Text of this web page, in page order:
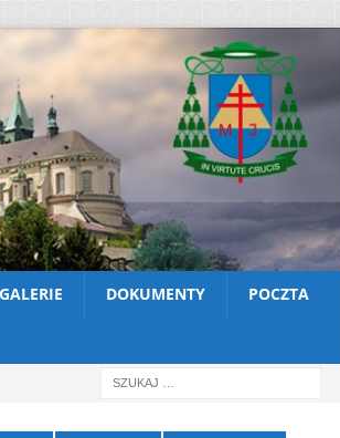
GALERIE DOKUMENTY POCZTA